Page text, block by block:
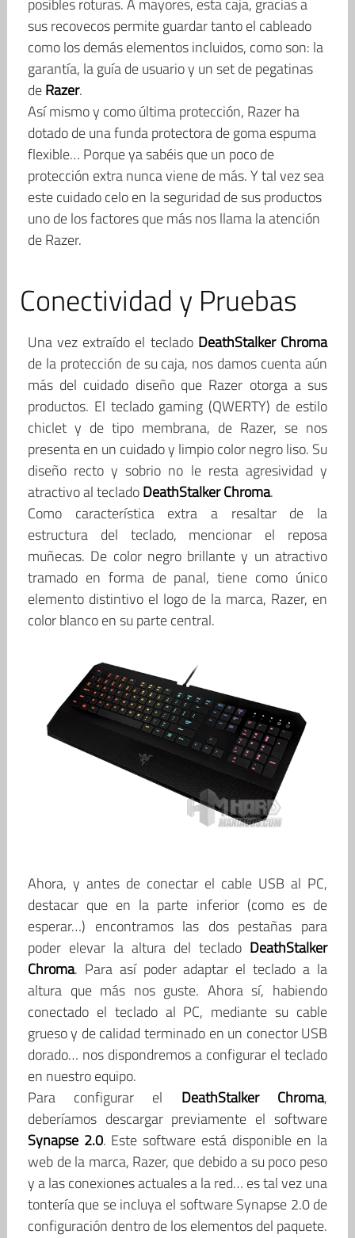
sus recovecos permite guardar tanto el cableado
como los demás elementos incluidos, como son: la
garantía, la guía de usuario y un set de pegatinas
deRazer.
Así mismo y como última protección, Razer ha
dotado de una funda protectora de goma espuma
flexible… Porque ya sabéis que un poco de
protección extra nunca viene de más. Y tal vez sea
este cuidado celo en la seguridad de sus productos
uno de los factores que más nos llama la atención
de Razer.
Conectividad y Pruebas
Una vez extraído el teclado DeathStalker Chroma
de la protección de su caja, nos damos cuenta aún
más del cuidado diseño que Razer otorga a sus
productos. El teclado gaming (QWERTY) de estilo
chiclet y de tipo membrana, de Razer, se nos
presenta en un cuidado y limpio color negro liso. Su
diseño recto y sobrio no le resta agresividad y
atractivo al tecladoDeathStalker Chroma.
Como característica extra a resaltar de la
estructura del teclado, mencionar el reposa
muñecas. De color negro brillante y un atractivo
tramado en forma de panal, tiene como único
elemento distintivo el logo de la marca, Razer, en
color blanco en su parte central.
Ahora, y antes de conectar el cable USB al PC,
destacar que en la parte inferior (como es de
esperar…) encontramos las dos pestañas para
poder elevar la altura del teclado DeathStalker
Chroma. Para así poder adaptar el teclado a la
altura que más nos guste. Ahora sí, habiendo
conectado el teclado al PC, mediante su cable
grueso y de calidad terminado en un conector USB
dorado… nos dispondremos a configurar el teclado
en nuestro equipo.
Para configurar el DeathStalker Chroma,
deberíamos descargar previamente el software
Synapse 2.0. Este software está disponible en la
web de la marca, Razer, que debido a su poco peso
y a las conexiones actuales a la red… es tal vez una
tontería que se incluya el software Synapse 2.0 de
configuración dentro de los elementos del paquete.